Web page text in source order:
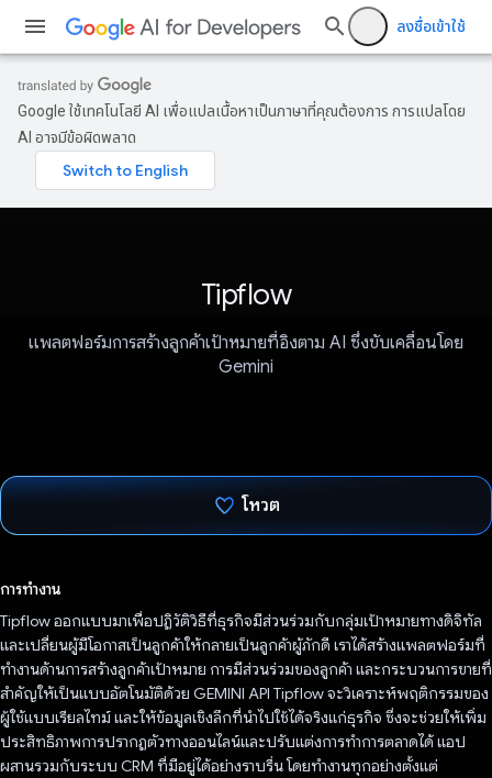
ลงชื่อเข้าใช้
Google ใช้เทคโนโลยี AI เพื่อแปลเนื้อหาเป็นภาษาที่คุณต้องการ การแปลโดย
AI อาจมีข้อผิดพลาด
Tipflow
แพลตฟอร์มการสร้างลูกค้าเป้าหมายที่อิงตาม AI ซึ่งขับเคลื่อนโดย
Gemini
โหวต
การทำงาน
Tipflow ออกแบบมาเพื่อปฏิวัติวิธีที่ธุรกิจมีส่วนร่วมกับกลุ่มเป้าหมายทางดิจิทัล
และเปลี่ยนผู้มีโอกาสเป็นลูกค้าให้กลายเป็นลูกค้าผู้ภักดี เราได้สร้างแพลตฟอร์มที่
ทำงานด้านการสร้างลูกค้าเป้าหมาย การมีส่วนร่วมของลูกค้า และกระบวนการขายที่
สำคัญให้เป็นแบบอัตโนมัติด้วย GEMINI API Tipflow จะวิเคราะห์พฤติกรรมของ
ผู้ใช้แบบเรียลไทม์ และให้ข้อมูลเชิงลึกที่นําไปใช้ได้จริงแก่ธุรกิจ ซึ่งจะช่วยให้เพิ่ม
ประสิทธิภาพการปรากฏตัวทางออนไลน์และปรับแต่งการทําการตลาดได้ แอป
ผสานรวมกับระบบ CRM ที่มีอยู่ได้อย่างราบรื่น โดยทํางานทุกอย่างตั้งแต่